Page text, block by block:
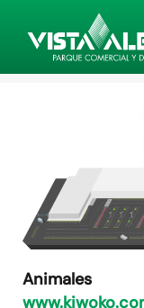
contenido
Animales